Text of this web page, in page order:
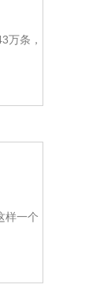
万条，
样一个